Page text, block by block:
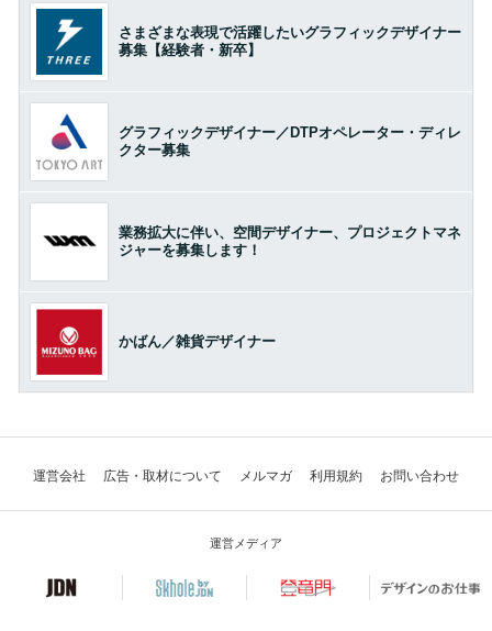
さまざまな表現で活躍したいグラフィックデザイナー
募集【経験者・新卒】
グラフィックデザイナー／DTPオペレーター・ディレ
クター募集
業務拡大に伴い、空間デザイナー、プロジェクトマネ
ジャーを募集します！
かばん／雑貨デザイナー
運営会社 広告・取材について メルマガ 利用規約 お問い合わせ
運営メディア